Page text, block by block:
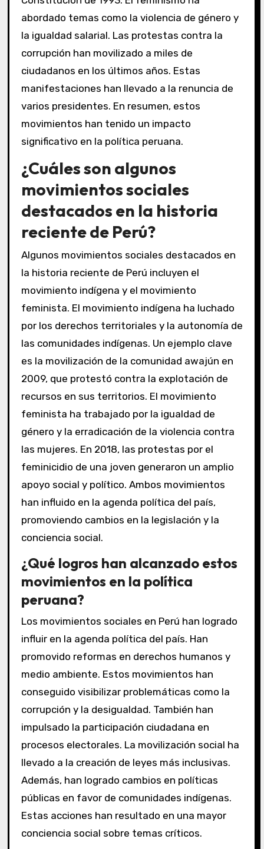
abordado temas como la violencia de género y
la igualdad salarial. Las protestas contra la
corrupción han movilizado a miles de
ciudadanos en los últimos años. Estas
manifestaciones han llevado a la renuncia de
varios presidentes. En resumen, estos
movimientos han tenido un impacto
significativo en la política peruana.
¿Cuáles son algunos
movimientos sociales
destacados en la historia
reciente de Perú?
Algunos movimientos sociales destacados en
la historia reciente de Perú incluyen el
movimiento indígena y el movimiento
feminista. El movimiento indígena ha luchado
por los derechos territoriales y la autonomía de
las comunidades indígenas. Un ejemplo clave
es la movilización de la comunidad awajún en
2009, que protestó contra la explotación de
recursos en sus territorios. El movimiento
feminista ha trabajado por la igualdad de
género y la erradicación de la violencia contra
las mujeres. En 2018, las protestas por el
feminicidio de una joven generaron un amplio
apoyo social y político. Ambos movimientos
han influido en la agenda política del país,
promoviendo cambios en la legislación y la
conciencia social.
¿Qué logros han alcanzado estos
movimientos en la política
peruana?
Los movimientos sociales en Perú han logrado
influir en la agenda política del país. Han
promovido reformas en derechos humanos y
medio ambiente. Estos movimientos han
conseguido visibilizar problemáticas como la
corrupción y la desigualdad. También han
impulsado la participación ciudadana en
procesos electorales. La movilización social ha
llevado a la creación de leyes más inclusivas.
Además, han logrado cambios en políticas
públicas en favor de comunidades indígenas.
Estas acciones han resultado en una mayor
conciencia social sobre temas críticos.